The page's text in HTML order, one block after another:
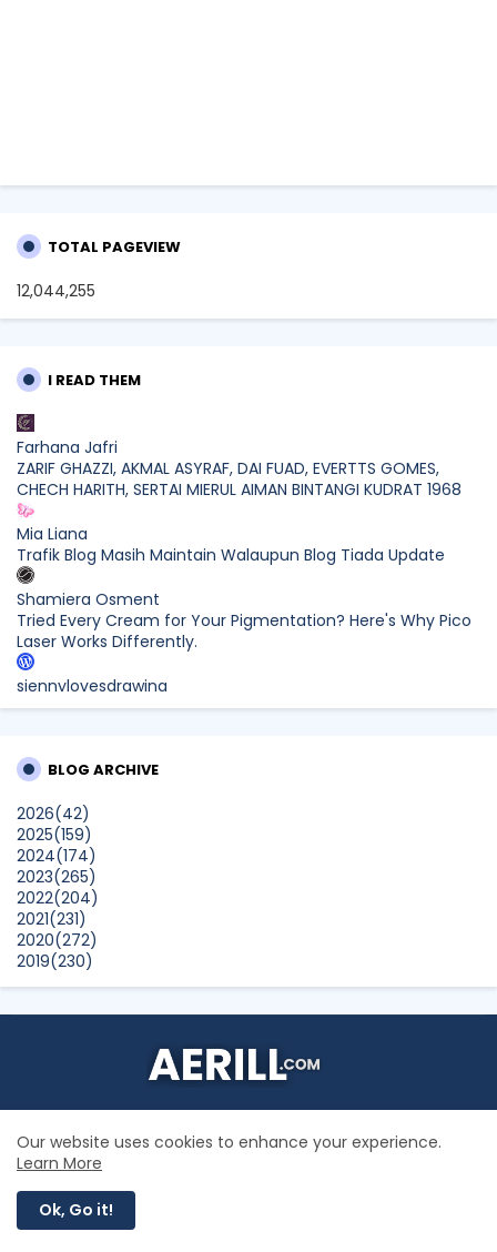
TOTAL PAGEVIEW
12,044,255
I READ THEM
Farhana Jafri
ZARIF GHAZZI, AKMAL ASYRAF, DAI FUAD, EVERTTS GOMES,
CHECH HARITH, SERTAI MIERUL AIMAN BINTANGI KUDRAT 1968
Mia Liana
Trafik Blog Masih Maintain Walaupun Blog Tiada Update
Shamiera Osment
Tried Every Cream for Your Pigmentation? Here's Why Pico
Laser Works Differently.
siennylovesdrawing
Malaysian Music Legend ~ Dato’ Khadijah Ibrahim Returns
Blog Kawan Kawan Kena Removed? Why....
Show All
BLOG ARCHIVE
2026(42)
2025(159)
2024(174)
2023(265)
2022(204)
2021(231)
2020(272)
2019(230)
2018(496)
2012(91)
2010 (5)
gabungan variasi kandungan yang berkualiti termasuklah
pelbagai fakta menarik, inspirasi dan hiburan, serta
Our website uses cookies to enhance your experience.
Learn More
Ok, Go it!